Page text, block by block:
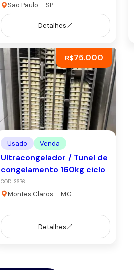
São Paulo – SP
Detalhes
R$75.000
Usado Venda
Ultracongelador / Tunel de
congelamento 160kg ciclo
COD-3676
Montes Claros – MG
Detalhes